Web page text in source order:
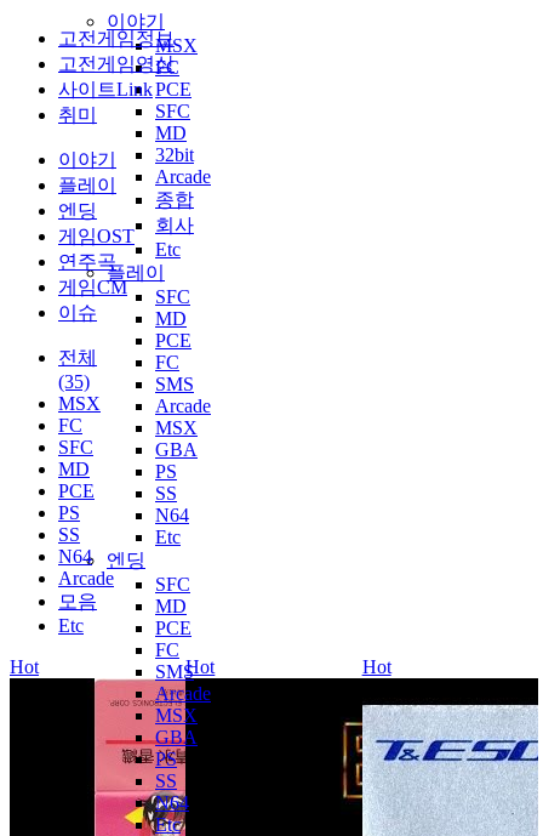
이야기
MSX
FC
PCE
SFC
MD
32bit
Arcade
종합
회사
Etc
플레이
SFC
MD
PCE
FC
SMS
Arcade
MSX
GBA
PS
SS
N64
Etc
엔딩
SFC
MD
PCE
FC
SMS
Arcade
MSX
GBA
PS
SS
N64
Etc
고전게임정보
고전게임영상
사이트Link
취미
이야기
플레이
엔딩
게임OST
연주곡
게임CM
이슈
전체
(35)
MSX
FC
SFC
MD
PCE
PS
SS
N64
Arcade
모음
Etc
Hot
Hot Hot